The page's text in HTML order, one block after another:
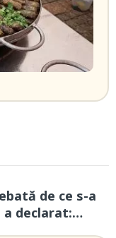
de ce s-a
a declarat:…